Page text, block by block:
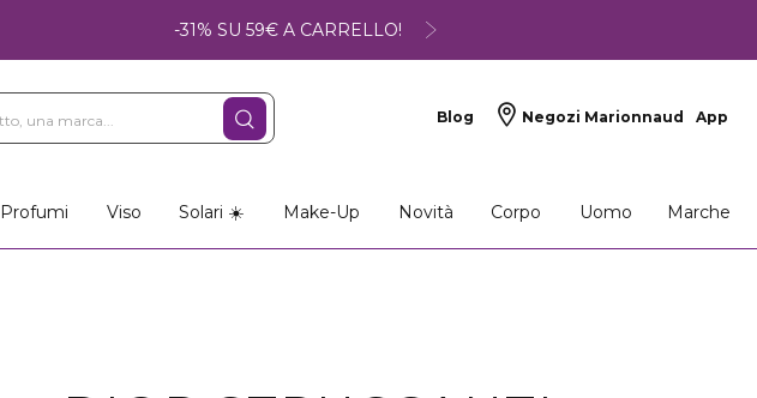
-31% SU 59€ A CARRELLO!
Blog Negozi Marionnaud App
Profumi Viso Solari ☀️ Make-Up Novità Corpo Uomo Marche